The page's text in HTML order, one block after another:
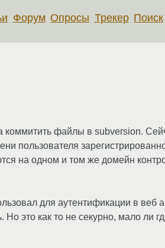
Форум Опросы Трекер Поиск
коммитить файлы в subversion.
пользователя
на одном и том же домейн
для аутентификации в веб
это как то не секурно, мало ли